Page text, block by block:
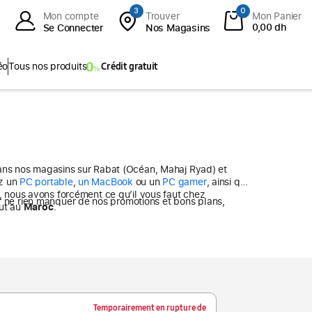
Mon compte
Se Connecter
3
Trouver
Nos Magasins
0
Mon Panier
0,00 dh
Tous nos produits Crédit gratuit
recherchiez un PC portable, un MacBook ou un PC gamer, ainsi que
nous avons forcément ce qu’il vous faut chez
auMaroc.
Temporairement en rupture de